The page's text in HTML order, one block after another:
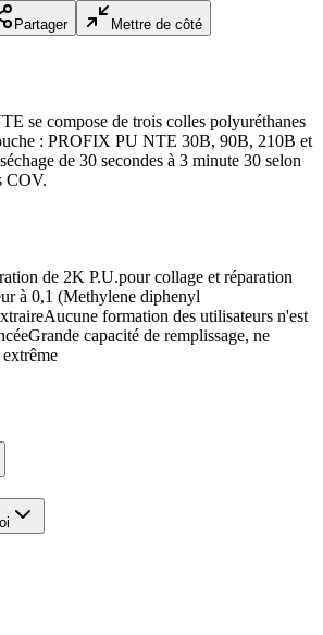
Partager Mettre de côté
se compose de trois colles polyuréthanes
: PROFIX PU NTE 30B, 90B, 210B et
de 30 secondes à 3 minute 30 selon
COV.
de 2K P.U.pour collage et réparation
à 0,1 (Methylene diphenyl
formation des utilisateurs n'est
capacité de remplissage, ne